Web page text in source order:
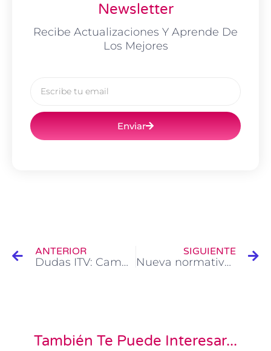
Newsletter
Recibe Actualizaciones Y Aprende De
Los Mejores
Enviar
ANTERIOR
Dudas ITV: Cambios en la Normativa de ITV mayo 2018
SIGUIENTE
Nueva normativa de ITV, ¿Cuándo tendría que pasar la primera ITV a mi vehículo?
También Te Puede Interesar...